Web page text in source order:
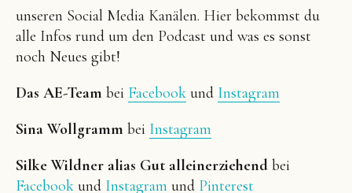
unseren Social Media Kanälen. Hier bekommst du
alle Infos rund um den Podcast und was es sonst
noch Neues gibt!
Das AE-Team bei Facebook und Instagram
Sina Wollgramm bei Instagram
Silke Wildner alias Gut alleinerziehend bei
Facebook und Instagram und Pinterest